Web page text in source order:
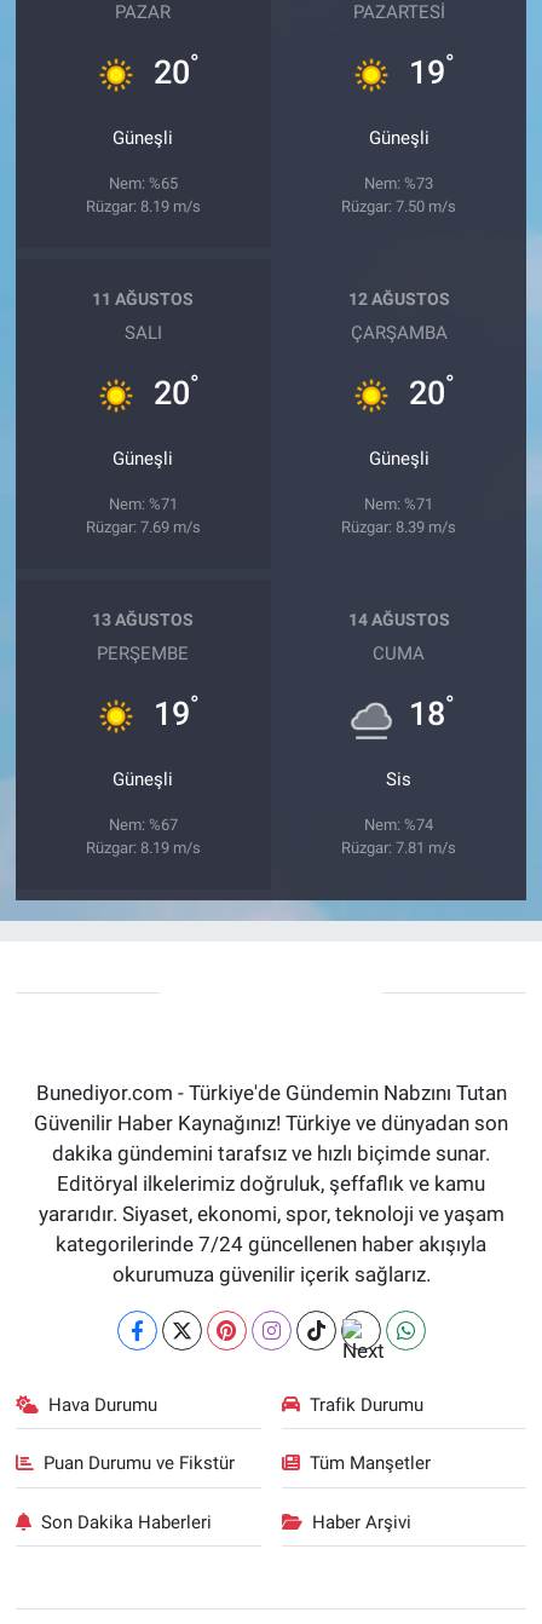
PAZAR
20°
Güneşli
Nem: %65
Rüzgar: 8.19 m/s
PAZARTESI
19°
Güneşli
Nem: %73
Rüzgar: 7.50 m/s
11 AĞUSTOS
SALI
20°
Güneşli
Nem: %71
Rüzgar: 7.69 m/s
12 AĞUSTOS
ÇARŞAMBA
20°
Güneşli
Nem: %71
Rüzgar: 8.39 m/s
13 AĞUSTOS
PERŞEMBE
19°
Güneşli
Nem: %67
Rüzgar: 8.19 m/s
14 AĞUSTOS
CUMA
18°
Sis
Nem: %74
Rüzgar: 7.81 m/s
Bunediyor.com - Türkiye'de Gündemin Nabzını Tutan
Güvenilir Haber Kaynağınız! Türkiye ve dünyadan son
dakika gündemini tarafsız ve hızlı biçimde sunar.
Editöryal ilkelerimiz doğruluk, şeffaflık ve kamu
yararıdır. Siyaset, ekonomi, spor, teknoloji ve yaşam
kategorilerinde 7/24 güncellenen haber akışıyla
okurumuza güvenilir içerik sağlarız.
Hava Durumu Trafik Durumu
Puan Durumu ve Fikstür Tüm Manşetler
Son Dakika Haberleri Haber Arşivi